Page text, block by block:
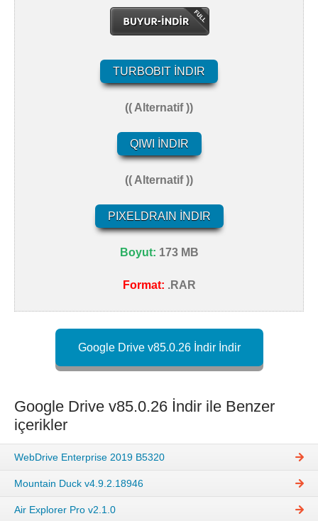
TURBOBIT İNDIR
(( Alternatif ))
QIWI İNDIR
(( Alternatif ))
PIXELDRAIN İNDIR
Boyut: 173 MB
Format: .RAR
Google Drive v85.0.26 İndir İndir
Google Drive v85.0.26 İndir ile Benzer
içerikler
WebDrive Enterprise 2019 B5320
Mountain Duck v4.9.2.18946
Air Explorer Pro v2.1.0